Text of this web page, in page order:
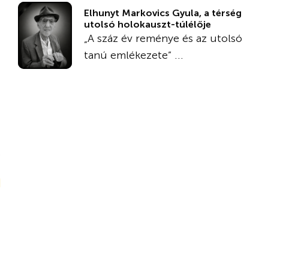
Elhunyt Markovics Gyula, a térség
utolsó holokauszt-túlélője
„A száz év reménye és az utolsó
tanú emlékezete” ...